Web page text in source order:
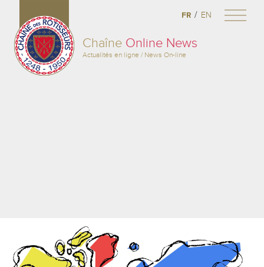
Chaîne Online News
Actualités en ligne / News On-line
FR / EN